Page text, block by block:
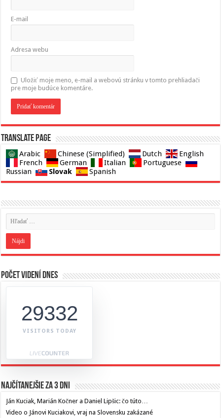
E-mail
Adresa webu
Uložiť moje meno, e-mail a webovú stránku v tomto prehliadači
pre moje budúce komentáre.
Translate page
Arabic Chinese (Simplified) Dutch
English
French
German Italian
Portuguese
Russian
Slovak Spanish
Počet videní dnes
29332
VISITORS TODAY
Najčítanejšie za 3 dni
Ján Kuciak, Marián Kočner a Daniel Lipšic: čo túto…
Video o Jánovi Kuciakovi, vraj na Slovensku zakázané